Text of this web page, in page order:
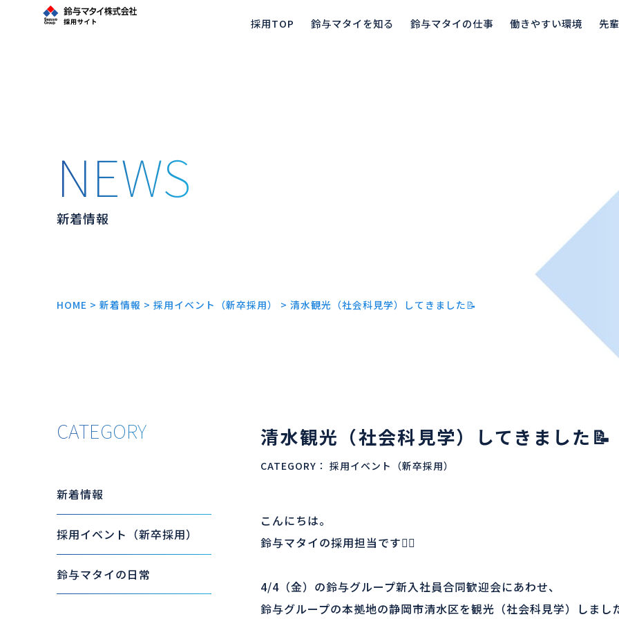
鈴与マタイ 採用サイト
採用TOP 鈴与マタイを知る 鈴与マタイの仕事 働きやすい環境 先
新着情報
HOME > 新着情報 > 採用イベント（新卒採用） > 清水観光（社会科見学）してきました📝
清水観光（社会科見学）してきました📝
CATEGORY： 採用イベント（新卒採用）
こんにちは。
鈴与マタイの採用担当です💁‍♀️
4/4 （金）の鈴与グループ新入社員合同歓迎会にあわせ、
鈴与グループの本拠地の静岡市清水区を観光（社会科見学）しまし
CATEGORY
新着情報
採用イベント（新卒採用）
鈴与マタイの日常